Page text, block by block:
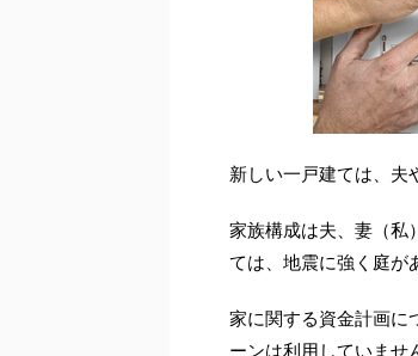
新しい一戸建ては、夫
家族構成は夫、妻（私
ては、地震に強く庭が
家に関する資金計画に
ーンは利用していませ